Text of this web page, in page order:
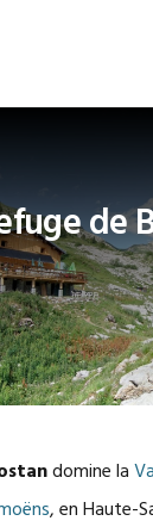
de
domine la
, en Haute-